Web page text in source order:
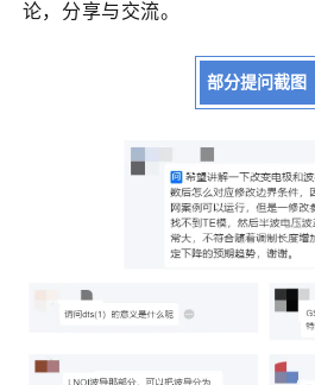
论，分享与交流。
部分提问截图